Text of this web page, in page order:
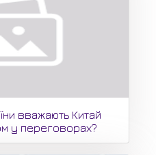
вважають Китай
у переговорах?